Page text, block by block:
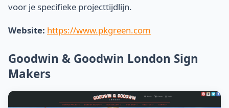
voor je specifieke projecttijdlijn.
Website: https://www.pkgreen.com
Goodwin & Goodwin London Sign
Makers